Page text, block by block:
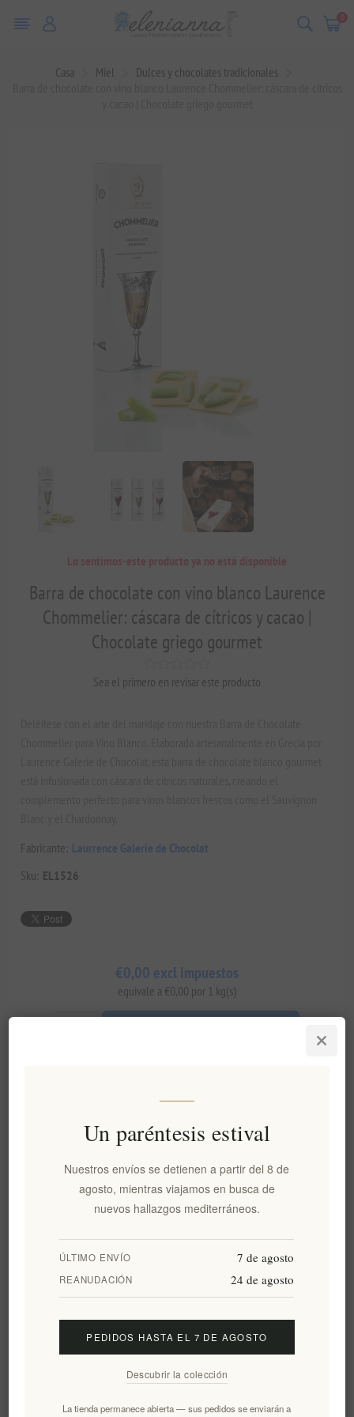
0
Casa Miel
Dulces y chocolates tradicionales
Lo sentimos-este producto ya no está disponible
Barra de chocolate con vino blanco Laurence
Chommelier: cáscara de cítricos y cacao |
Chocolate griego gourmet
Sea el primero en revisar este producto
Fabricante: Laurrence Galerie de Chocolat
Sku: EL1526
€0,00 excl impuestos
equivale a €0,00 por 1 kg(s)
Fecha de entrega:2-8 días
Visión general Contáctenos
Descubra el maridaje perfecto de chocolate blanco y vino con la
exquisita barra Chommelier de Laurence Galerie de Chocolat.
Este chocolate gourmet único se elabora meticulosamente a
mano en Grecia para realzar la experiencia de los vinos blancos
Un paréntesis estival
Nuestros envíos se detienen a partir del 8 de
agosto, mientras viajamos en busca de
nuevos hallazgos mediterráneos.
ÚLTIMO ENVÍO 7 de agosto
REANUDACIÓN 24 de agosto
PEDIDOS HASTA EL 7 DE AGOSTO
Descubrir la colección
La tienda permanece abierta — sus pedidos se enviarán a